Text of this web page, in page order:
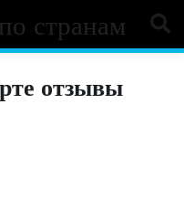
странам
отзывы